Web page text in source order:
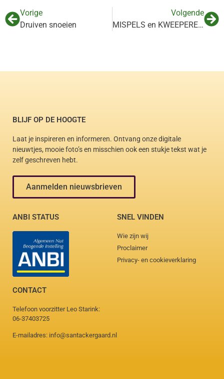
Vorige
Druiven snoeien
Volgende
MISPELS en KWEEPEREN, bericht van een vrijwilliger
BLIJF OP DE HOOGTE
Laat je inspireren en informeren. Ontvang onze digitale
nieuwtjes, mooie foto’s en misschien ook een stukje tekst wat je
zelf geschreven hebt.
Aanmelden nieuwsbrieven
ANBI STATUS SNEL VINDEN
Wie zijn wij
Proclaimer
Privacy- en cookieverklaring
CONTACT
Telefoon voorzitter Leo Starink:
06-37403725
E-mailadres: info@santackergaard.nl